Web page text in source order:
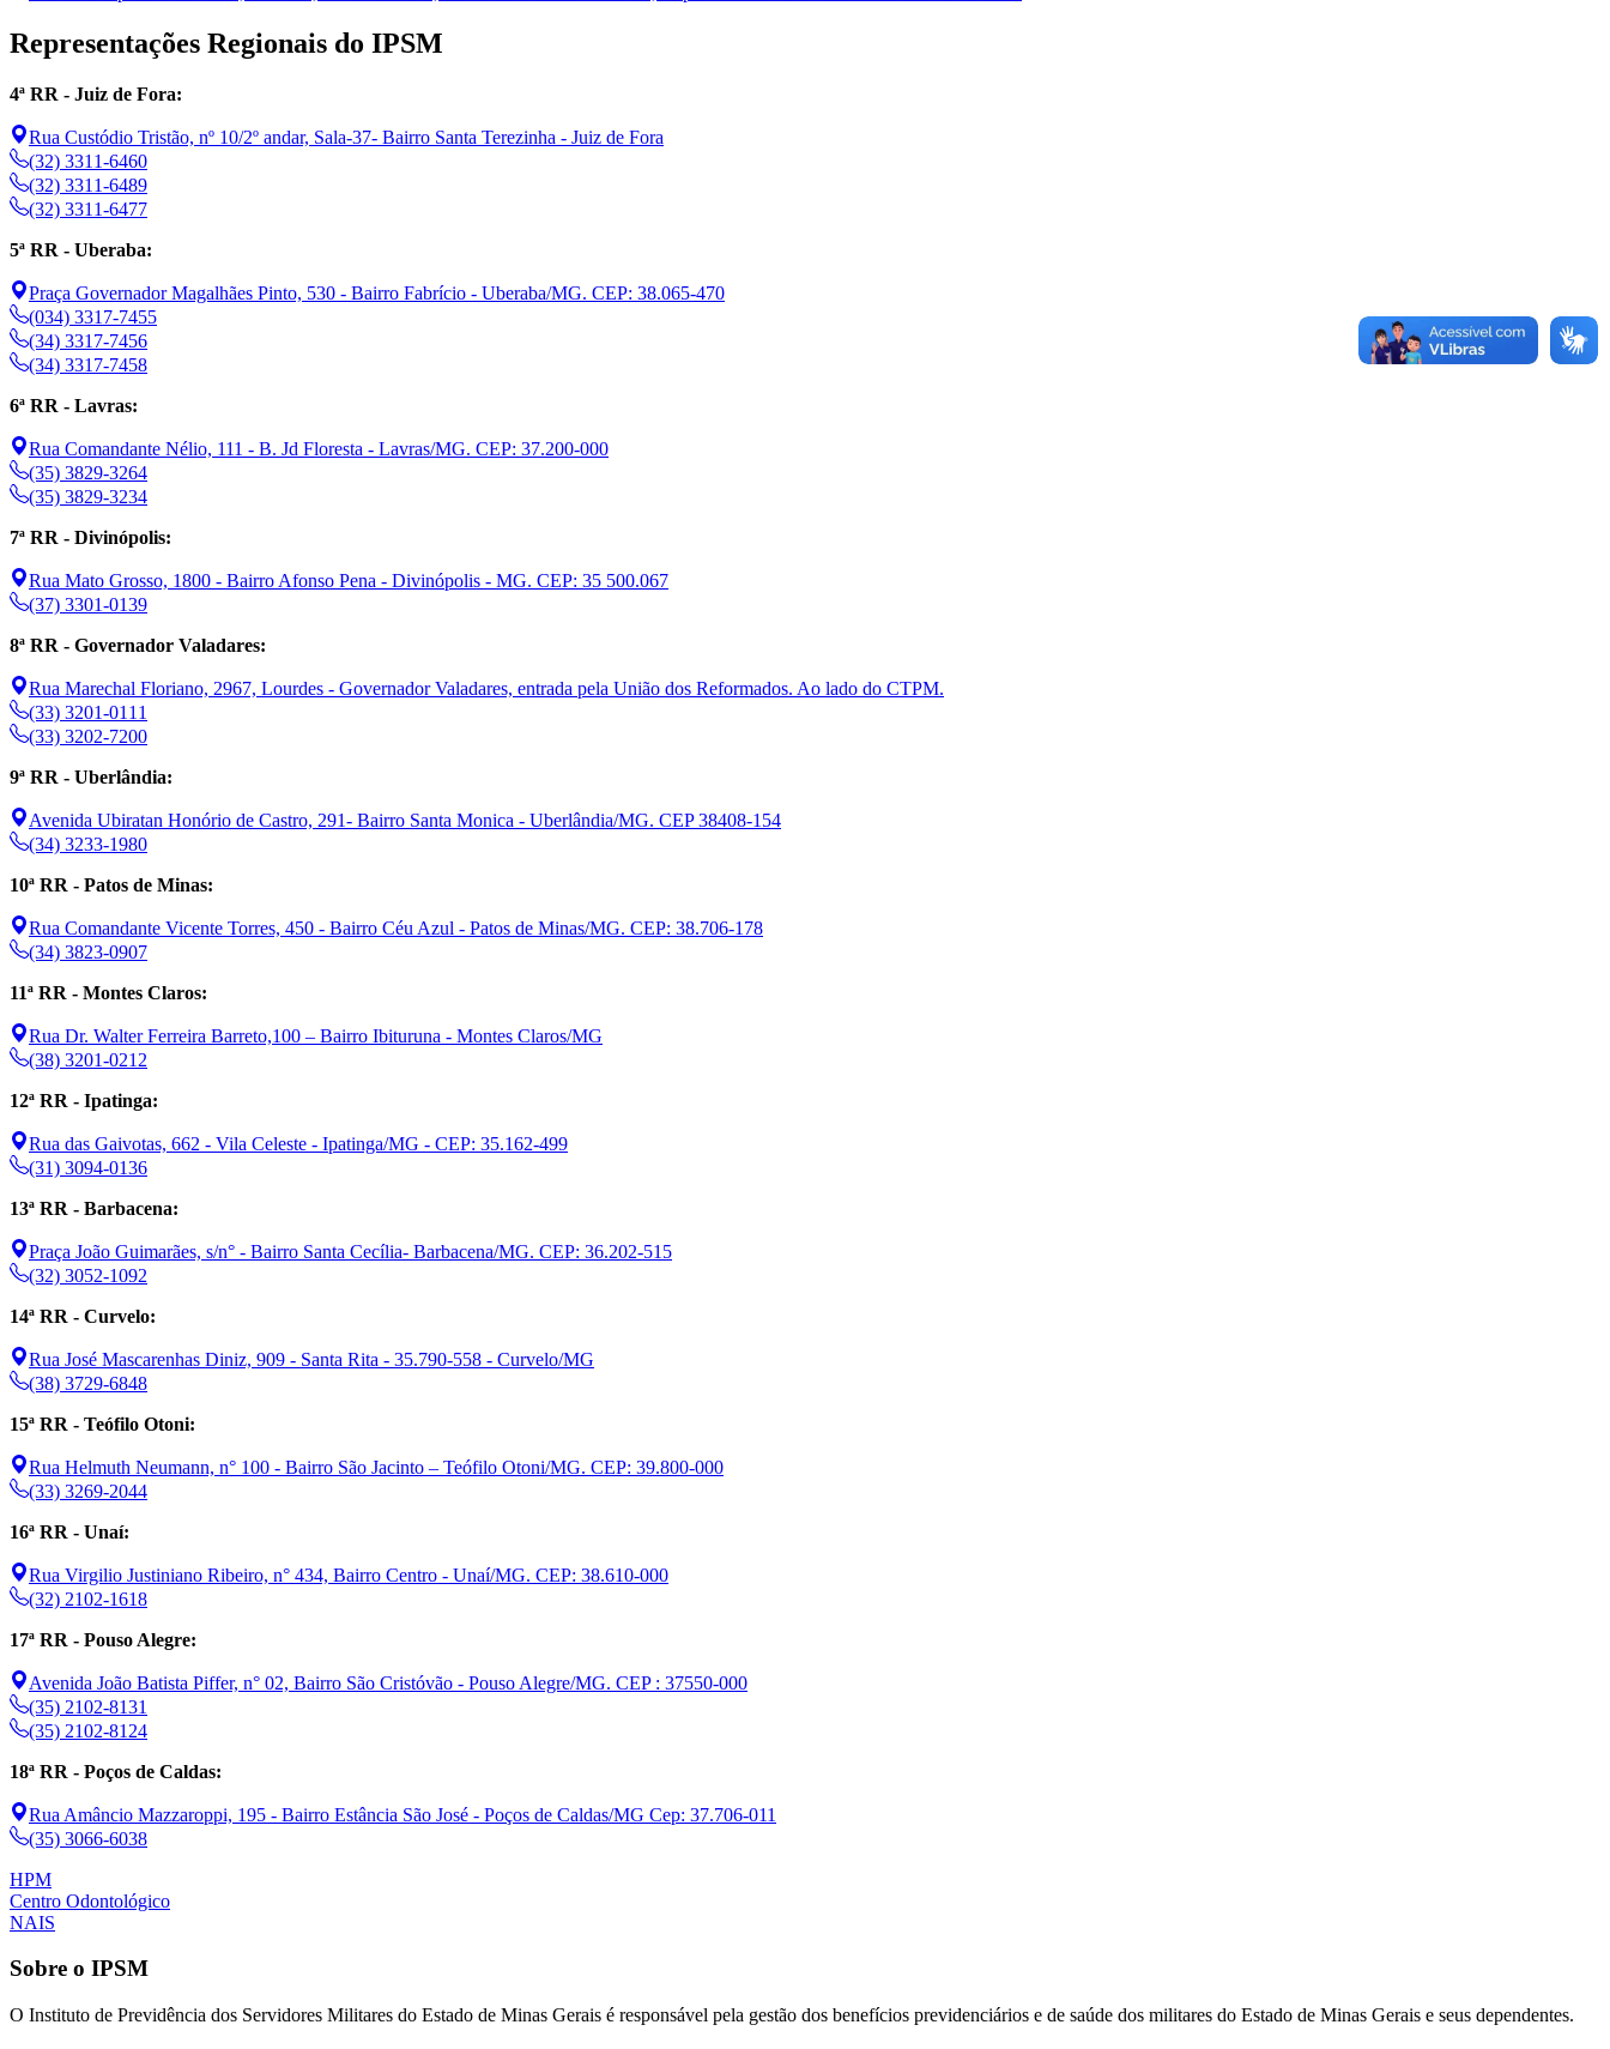
Representações Regionais do IPSM
4ª RR - Juiz de Fora:
Rua Custódio Tristão, nº 10/2º andar, Sala-37- Bairro Santa Terezinha - Juiz de Fora
(32) 3311-6460
(32) 3311-6489
(32) 3311-6477
5ª RR - Uberaba:
Praça Governador Magalhães Pinto, 530 - Bairro Fabrício - Uberaba/MG. CEP: 38.065-470
(034) 3317-7455
(34) 3317-7456
(34) 3317-7458
6ª RR - Lavras:
Rua Comandante Nélio, 111 - B. Jd Floresta - Lavras/MG. CEP: 37.200-000
(35) 3829-3264
(35) 3829-3234
7ª RR - Divinópolis:
Rua Mato Grosso, 1800 - Bairro Afonso Pena - Divinópolis - MG. CEP: 35 500.067
(37) 3301-0139
8ª RR - Governador Valadares:
Rua Marechal Floriano, 2967, Lourdes - Governador Valadares, entrada pela União dos Reformados. Ao lado do CTPM.
(33) 3201-0111
(33) 3202-7200
9ª RR - Uberlândia:
Avenida Ubiratan Honório de Castro, 291- Bairro Santa Monica - Uberlândia/MG. CEP 38408-154
(34) 3233-1980
10ª RR - Patos de Minas:
Rua Comandante Vicente Torres, 450 - Bairro Céu Azul - Patos de Minas/MG. CEP: 38.706-178
(34) 3823-0907
11ª RR - Montes Claros:
Rua Dr. Walter Ferreira Barreto,100 – Bairro Ibituruna - Montes Claros/MG
(38) 3201-0212
12ª RR - Ipatinga:
Rua das Gaivotas, 662 - Vila Celeste - Ipatinga/MG - CEP: 35.162-499
(31) 3094-0136
13ª RR - Barbacena:
Praça João Guimarães, s/n° - Bairro Santa Cecília- Barbacena/MG. CEP: 36.202-515
(32) 3052-1092
14ª RR - Curvelo:
Rua José Mascarenhas Diniz, 909 - Santa Rita - 35.790-558 - Curvelo/MG
(38) 3729-6848
15ª RR - Teófilo Otoni:
Rua Helmuth Neumann, n° 100 - Bairro São Jacinto – Teófilo Otoni/MG. CEP: 39.800-000
(33) 3269-2044
16ª RR - Unaí:
Rua Virgilio Justiniano Ribeiro, n° 434, Bairro Centro - Unaí/MG. CEP: 38.610-000
(32) 2102-1618
17ª RR - Pouso Alegre:
Avenida João Batista Piffer, n° 02, Bairro São Cristóvão - Pouso Alegre/MG. CEP : 37550-000
(35) 2102-8131
(35) 2102-8124
18ª RR - Poços de Caldas:
Rua Amâncio Mazzaroppi, 195 - Bairro Estância São José - Poços de Caldas/MG Cep: 37.706-011
(35) 3066-6038
HPM
Centro Odontológico
NAIS
Sobre o IPSM
O Instituto de Previdência dos Servidores Militares do Estado de Minas Gerais é responsável pela gestão dos benefícios previdenciários e de saúde dos militares do Estado de Minas Gerais e seus dependentes.